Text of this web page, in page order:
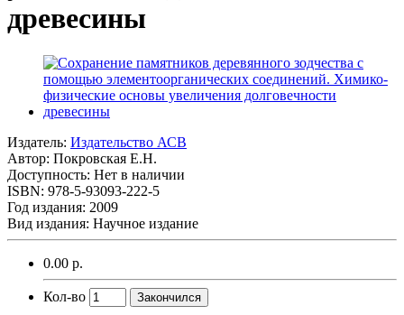
древесины
Издатель: Издательство АСВ
Автор: Покровская Е.Н.
Доступность: Нет в наличии
ISBN: 978-5-93093-222-5
Год издания: 2009
Вид издания: Научное издание
0.00 р.
Кол-во Закончился